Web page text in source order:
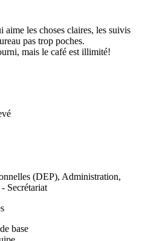
les choses claires, les suivis
pas trop poches.
mais le café est illimité!
(DEP), Administration,
Secrétariat
base